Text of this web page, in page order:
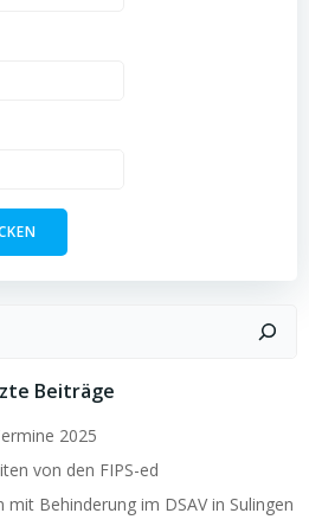
Beiträge
2025
von den FIPS-ed
Behinderung im DSAV in Sulingen